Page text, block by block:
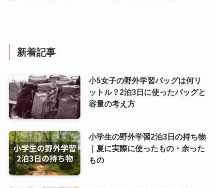
新着記事
小5女子の野外学習バッグは何リ
ットル？2泊3日に使ったバッグと
容量の考え方
小学生の野外学習2泊3日の持ち物
｜夏に実際に使ったもの・余った
もの